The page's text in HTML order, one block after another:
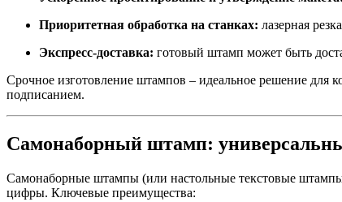
Приоритетная обработка на станках: лазерная
Экспресс-доставка: готовый штамп может быть
Срочное изготовление штампов – идеальное решение для
подписанием.
Самонаборный штамп:
Самонаборные штампы (или настольные текстовые
цифры. Ключевые преимущества: